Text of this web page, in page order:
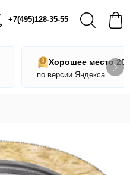
+7(495)128-35-55
Хорошее место
по версии Яндекса